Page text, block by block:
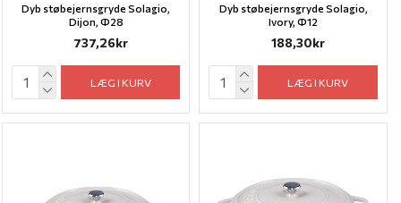
Dyb støbejernsgryde Solagio,
Dijon, Ф28
737,26kr
LÆG I KURV
Dyb støbejernsgryde Solagio,
Ivory, Ф12
188,30kr
LÆG I KURV